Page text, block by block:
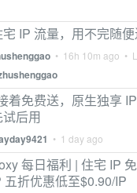
IP 流量，用不完随
• 16h 10m ago •
着免费送，原生独享
后用
• 1 day ago
每日福利 | 住宅 IP
五折优惠低至$0.90/IP